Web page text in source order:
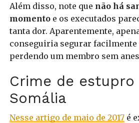
Além disso, note que não há
momentoe os executados
tanta dor. Aparentemente,
conseguiria segurar facilmente
perdendo um membro sem
Crime de estupro
Somália
Nesse artigo de maio de 2017é